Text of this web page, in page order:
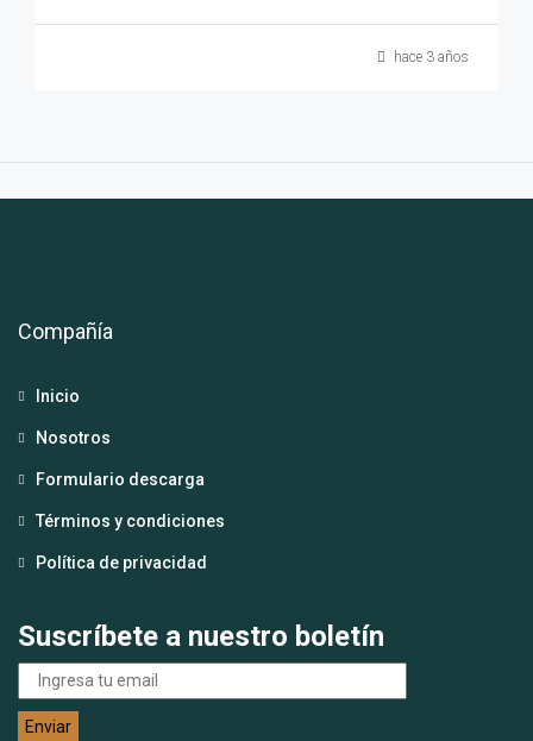
hace 3 años
Compañía
Inicio
Nosotros
Formulario descarga
Términos y condiciones
Política de privacidad
Suscríbete a nuestro boletín